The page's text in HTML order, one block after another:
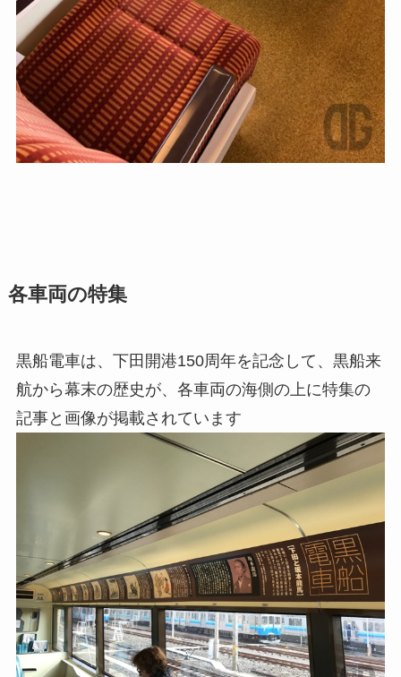
各車両の特集
黒船電車は、下田開港150周年を記念して、黒船来
航から幕末の歴史が、各車両の海側の上に特集の
記事と画像が掲載されています